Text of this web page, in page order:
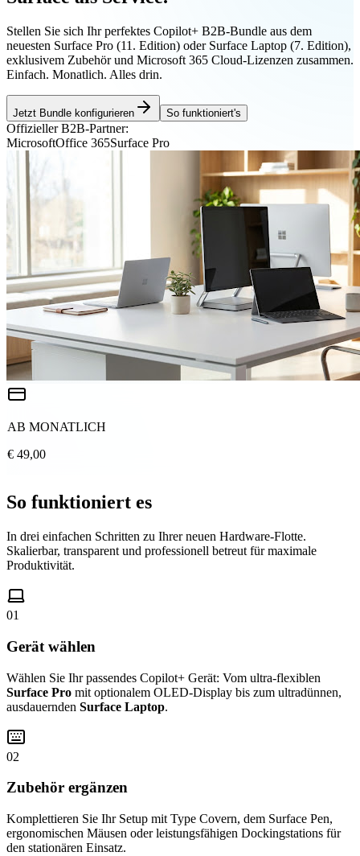
Stellen Sie sich Ihr perfektes Copilot+ B2B-Bundle aus dem
neuesten Surface Pro (11. Edition) oder Surface Laptop (7. Edition),
exklusivem Zubehör und Microsoft 365 Cloud-Lizenzen zusammen.
Einfach. Monatlich. Alles drin.
Jetzt Bundle konfigurieren So funktioniert's
Offizieller B2B-Partner:
MicrosoftOffice 365Surface Pro
AB MONATLICH
€ 49,00
So funktioniert es
In drei einfachen Schritten zu Ihrer neuen Hardware-Flotte.
Skalierbar, transparent und professionell betreut für maximale
Produktivität.
01
Gerät wählen
Wählen Sie Ihr passendes Copilot+ Gerät: Vom ultra-flexiblen
Surface Pro mit optionalem OLED-Display bis zum ultradünnen,
ausdauernden Surface Laptop.
02
Zubehör ergänzen
Komplettieren Sie Ihr Setup mit Type Covern, dem Surface Pen,
ergonomischen Mäusen oder leistungsfähigen Dockingstations für
den stationären Einsatz.